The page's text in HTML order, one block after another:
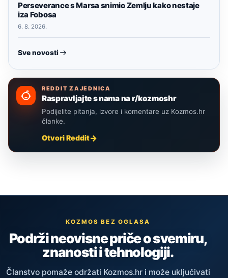
Perseverance s Marsa snimio Zemlju kako nestaje
iza Fobosa
6. 8. 2026.
Sve novosti
REDDIT ZAJEDNICA
Raspravljajte s nama na r/kozmoshr
Podijelite pitanja, izvore i komentare uz Kozmos.hr
članke.
Otvori Reddit
KOZMOS BEZ OGLASA
Podrži neovisne priče o svemiru,
znanosti i tehnologiji.
Članstvo pomaže održati Kozmos.hr i može uključivati